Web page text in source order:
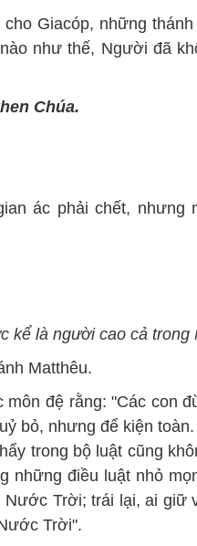
Giacóp, những
như thế, Người đã
Chúa.
ác phải chết,
kể là người cao cả trong
Matthêu.
môn đệ rằng: "Các con
bỏ, nhưng để kiện
trong bộ luật cũng
những điều luật nhỏ
Trời; trái lại, ai giữ
Trời".